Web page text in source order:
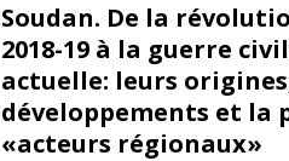
Soudan. De la
2018-19 à la guerre
actuelle: leurs
développements et la
«acteurs régionaux»